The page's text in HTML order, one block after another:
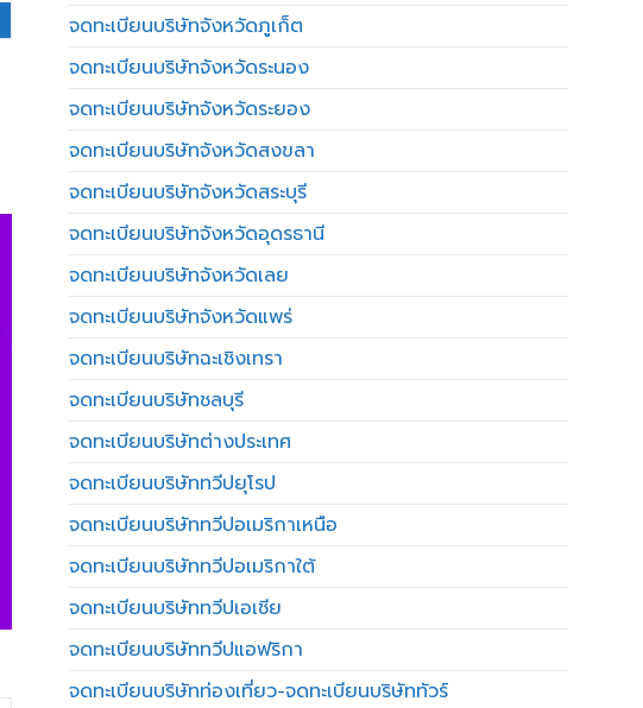
จดทะเบียนบริษัทจังหวัดภูเก็ต
จดทะเบียนบริษัทจังหวัดระนอง
จดทะเบียนบริษัทจังหวัดระยอง
จดทะเบียนบริษัทจังหวัดสงขลา
จดทะเบียนบริษัทจังหวัดสระบุรี
จดทะเบียนบริษัทจังหวัดอุดรธานี
จดทะเบียนบริษัทจังหวัดเลย
จดทะเบียนบริษัทจังหวัดแพร่
จดทะเบียนบริษัทฉะเชิงเทรา
จดทะเบียนบริษัทชลบุรี
จดทะเบียนบริษัทต่างประเทศ
จดทะเบียนบริษัททวีปยุโรป
จดทะเบียนบริษัททวีปอเมริกาเหนือ
จดทะเบียนบริษัททวีปอเมริกาใต้
จดทะเบียนบริษัททวีปเอเชีย
จดทะเบียนบริษัททวีปแอฟริกา
จดทะเบียนบริษัทท่องเที่ยว-จดทะเบียนบริษัททัวร์